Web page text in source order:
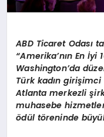
ABD Ticaret Odası
“Amerika’nın Enİyi
Washington’da d
Türk kadın
Atlanta merkezli
muhasebe
ödül töreninde